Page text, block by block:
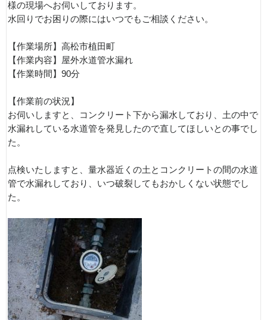
様の現場へお伺いしております。
水回りでお困りの際にはいつでもご相談ください。
【作業場所】高松市植田町
【作業内容】屋外水道管水漏れ
【作業時間】90分
【作業前の状況】
お伺いしますと、コンクリート下から漏水しており、土の中で
水漏れしている水道管を発見したので直してほしいとの事でし
た。
点検いたしますと、量水器近くの土とコンクリートの間の水道
管で水漏れしており、いつ破裂してもおかしくない状態でし
た。